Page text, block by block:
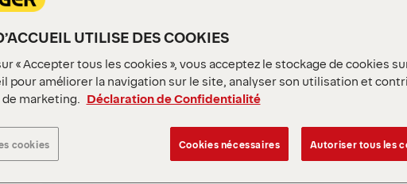
UTILISE DES COOKIES
« Accepter tous les cookies », vous acceptez le stockage de cookies
pour améliorer la navigation sur le site, analyser son utilisation et
marketing.
Déclaration de Confidentialité
cookies Cookies nécessaires Autoriser tous les